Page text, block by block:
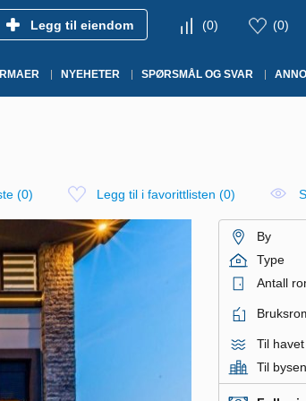
Legg til eiendom (0) (0)
NYEHETER SPØRSMÅL OG SVAR
(0) Legg til i favorittlisten (0)
By
Type
Antall
Til havet
Til